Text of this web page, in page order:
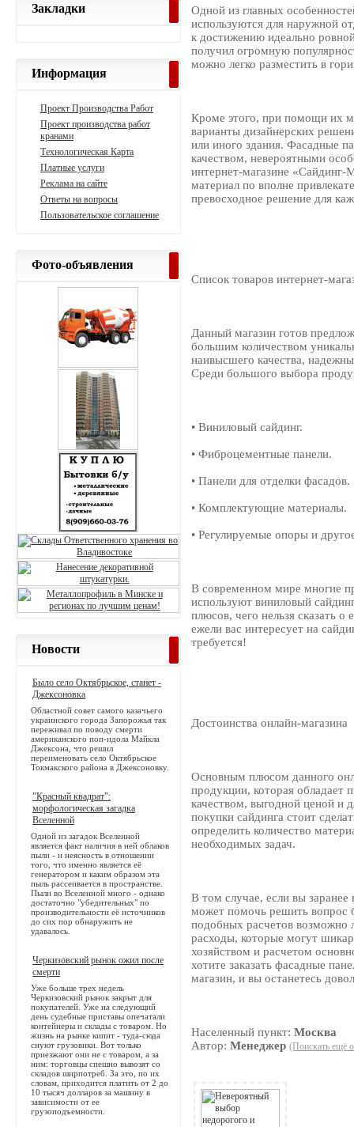
Одной из главных
используются для наружной
к достижению идеально
получил огромную
можно легко разместить в
Кроме этого, при помощи их
варианты дизайнерских
или иного здания. Фасадные
качеством, невероятными
интернет-магазине
материал по вполне
превосходное решение для
Список товаров интернет-
Данный магазин готов
большим количеством
наивысшего качества,
Среди большого выбора
• Виниловый сайдинг.
• Фиброцементные панели.
• Панели для отделки фасадов.
• Комплектующие материалы.
• Регулируемые опоры и
В современном мире многие
используют виниловый
плюсов, чего нельзя сказать
ежели вас интересует на
требуется!
Достоинства онлайн-магазина
Основным плюсом данного
продукции, которая
качеством, выгодной ценой и
покупки сайдинга стоит
определить количество
необходимых задач.
В том случае, если вы
может помочь решить
подобных расчетов возможно
расходы, которые могут
хозяйством и расчетом
хотите заказать фасадные
магазин, и вы останетесь
Населенный пункт:Москва
Автор:Менеджер (Поискать ещё
Закладки
Информация
Проект Производства Работ
Проект производства работ
кранами
Технологическая Карта
Платные услуги
Реклама на сайте
Ответы на вопросы
Пользовательское соглашение
Фото-объявления
Новости
Было село Октябрьское, станет -
Джексоновка
Областной совет самого казачьего
украинского города Запорожья так
переживал по поводу смерти
американского поп-идола Майкла
Джексона, что решил
переименовать село Октябрьское
Токмакского района в Джексоновку.
"Красный квадрат":
морфологическая загадка
Вселенной
Одной из загадок Вселенной
является факт наличия в ней облаков
пыли - и неясность в отношении
того, что именно является её
генератором и каким образом эта
пыль рассеивается в пространстве.
Пыли во Вселенной много - однако
достаточно "убедительных" по
производительности её источников
до сих пор обнаружить не
удавалось.
Черкизовский рынок ожил после
смерти
Уже больше трех недель
Черкизовский рынок закрыт для
покупателей. Уже на следующий
день судебные приставы опечатали
контейнеры и склады с товаром. Но
жизнь на рынке кипит - туда-сюда
снуют грузовики. Вот только
приезжают они не с товаром, а за
ним: торговцы спешно вывозят со
складов ширпотреб. За это, по их
словам, приходится платить от 2 до
10 тысяч долларов за машину в
зависимости от ее
грузоподъемности.